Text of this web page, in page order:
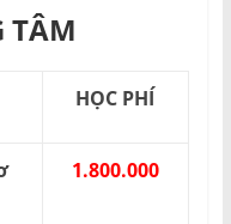
TÂM
HỌC PHÍ
1.800.000